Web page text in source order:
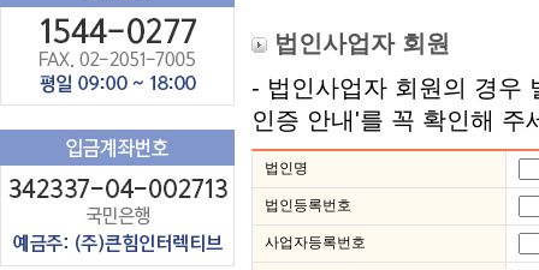
법인사업자 회원
- 법인사업자 회원의 경우
인증 안내'를 꼭 확인해 주
법인명
법인등록번호
사업자등록번호